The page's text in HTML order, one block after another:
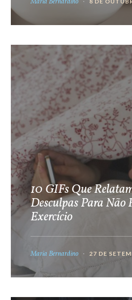
10 GIFs Que
Desculpas Para Não
Exercício
Maria Bernardino 27 DE